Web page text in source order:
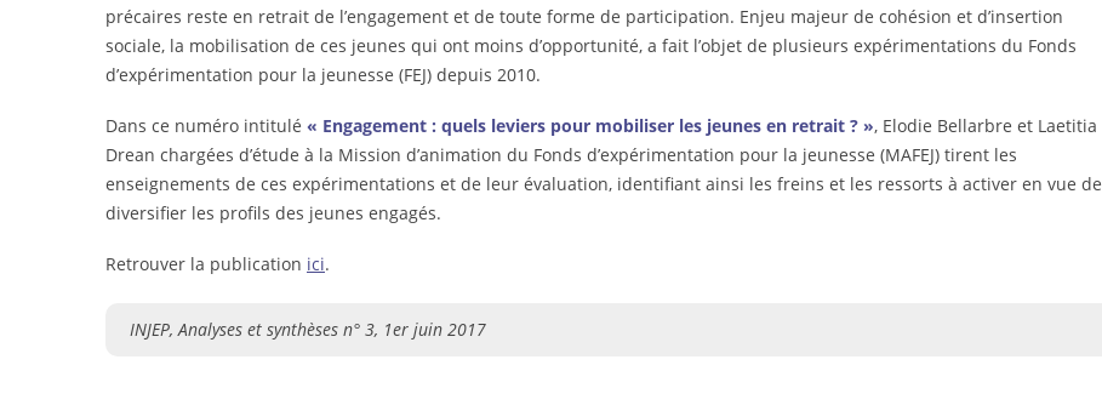
précaires reste en retrait de l’engagement et de toute forme de participation. Enjeu majeur de cohésion et d’insertion
sociale, la mobilisation de ces jeunes qui ont moins d’opportunité, a fait l’objet de plusieurs expérimentations du Fonds
d’expérimentation pour la jeunesse (FEJ) depuis 2010.
Dans ce numéro intitulé « Engagement : quels leviers pour mobiliser les jeunes en retrait ? », Elodie Bellarbre et Laetitia
Drean chargées d’étude à la Mission d’animation du Fonds d’expérimentation pour la jeunesse (MAFEJ) tirent les
enseignements de ces expérimentations et de leur évaluation, identifiant ainsi les freins et les ressorts à activer en vue de
diversifier les profils des jeunes engagés.
Retrouver la publication ici.
INJEP, Analyses et synthèses n° 3, 1er juin 2017